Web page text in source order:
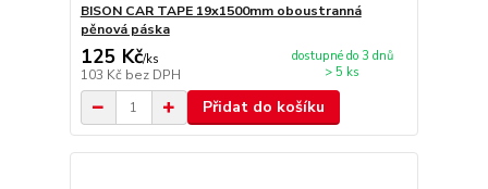
BISON CAR TAPE 19x1500mm oboustranná
pěnová páska
125 Kč/ks
103 Kč bez DPH
dostupné do 3 dnů
> 5 ks
Přidat do košíku